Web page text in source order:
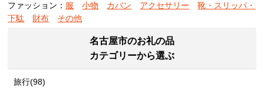
ファッション： 服 小物 カバン アクセサリー
靴・スリッパ・
下駄
財布 その他
名古屋市のお礼の品
カテゴリーから選ぶ
旅行(98)